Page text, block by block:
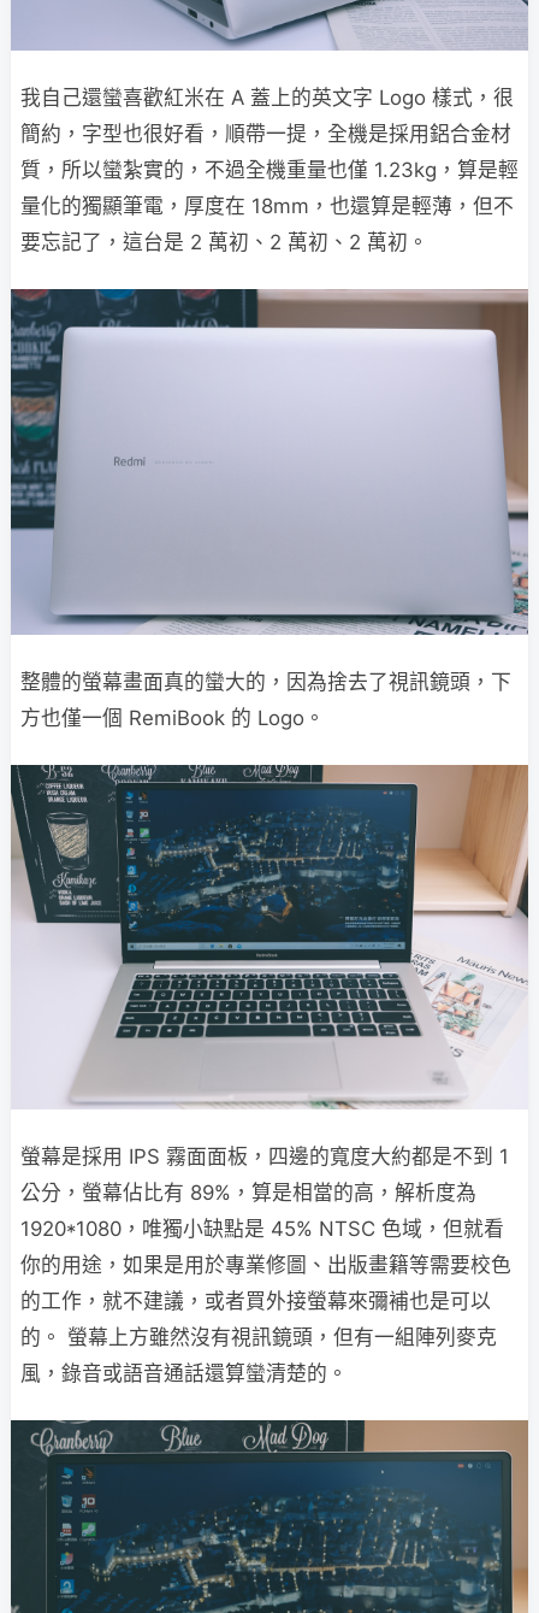
我自己還蠻喜歡紅米在 A 蓋上的英文字 Logo 樣式，很
簡約，字型也很好看，順帶一提，全機是採用鋁合金材
質，所以蠻紮實的，不過全機重量也僅 1.23kg，算是輕
量化的獨顯筆電，厚度在 18mm，也還算是輕薄，但不
要忘記了，這台是 2 萬初、2 萬初、2 萬初。
整體的螢幕畫面真的蠻大的，因為捨去了視訊鏡頭，下
方也僅一個 RemiBook 的 Logo。
螢幕是採用 IPS 霧面面板，四邊的寬度大約都是不到 1
公分，螢幕佔比有 89%，算是相當的高，解析度為
1920*1080，唯獨小缺點是 45% NTSC 色域，但就看
你的用途，如果是用於專業修圖、出版畫籍等需要校色
的工作，就不建議，或者買外接螢幕來彌補也是可以
的。 螢幕上方雖然沒有視訊鏡頭，但有一組陣列麥克
風，錄音或語音通話還算蠻清楚的。